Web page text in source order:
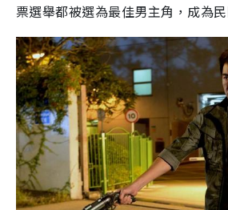
票選舉都被選為最佳男主角，成為民